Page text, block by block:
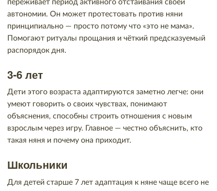
переживает период активного отстаивания своей
автономии. Он может протестовать против няни
принципиально — просто потому что «это не мама».
Помогают ритуалы прощания и чёткий предсказуемый
распорядок дня.
3-6 лет
Дети этого возраста адаптируются заметно легче: они
умеют говорить о своих чувствах, понимают
объяснения, способны строить отношения с новым
взрослым через игру. Главное — честно объяснить, кто
такая няня и почему она приходит.
Школьники
Для детей старше 7 лет адаптация к няне чаще всего не